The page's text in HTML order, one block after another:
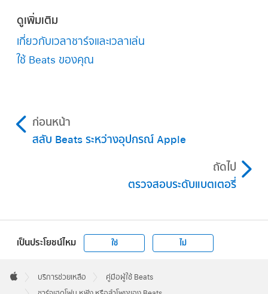
ที่ชาร์จ Beats Studio Pro ไฟ “ตัววัดปริมาณ
พลังงาน” ห้าดวงบนที่ครอบหูข้างขวาจะกะพริบ
เมื่อเฮดโฟนของคุณชาร์จเต็มแล้ว ไฟทั้งห้าดวงจะ
iPhone, iPad, Mac หรือ
ดูเพิ่มเติม
เกี่ยวกับเวลาชาร์จและเวลาเล่น
ใช้ Beats ของคุณ
ก่อนหน้า
สลับ Beats ระหว่างอุปกรณ์ Apple
ถัดไป
ตรวจสอบระดับแบตเตอรี่
เป็นประโยชน์ไหม ใช่ ไม่
Footer

บริการช่วยเหลือ คู่มือผู้ใช้ Beats